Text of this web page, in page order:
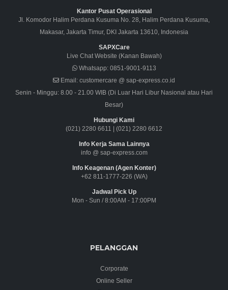
Kantor Pusat Operasional
Jl. Komodor Halim Perdana Kusuma No. 28, Halim Perdana Kusuma,
Makasar, Jakarta Timur, DKI Jakarta 13610, Indonesia
SAPXCare
Live Chat Website (Kanan Bawah)
Whatsapp:0851-9001-9113
Email: customercare @ sap-express.co.id
Senin - Minggu: 8.00 - 21.00 WIB (Di Luar Hari Libur Nasional atau Hari
Besar)
Hubungi Kami
(021) 2280 6611 | (021) 2280 6612
Info Kerja Sama Lainnya
info @ sap-express.com
Info Keagenan (Agen Konter)
+62 811-1777-226 (WA)
Jadwal Pick Up
Mon - Sun / 8:00AM - 17:00PM
PELANGGAN
Corporate
Online Seller